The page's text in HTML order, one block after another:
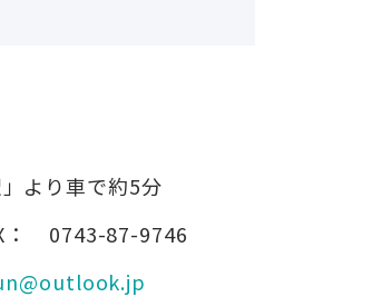
より車で約5分
0743-87-9746